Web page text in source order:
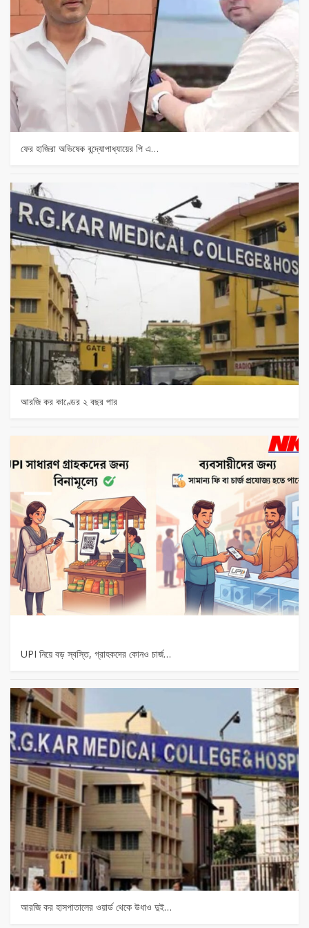
ফের হাজিরা অভিষেক বন্দ্যোপাধ্যায়ের পি এ…
আরজি কর কাণ্ডের ২ বছর পার
UPI নিয়ে বড় স্বস্তি, গ্রাহকদের কোনও চার্জ…
আরজি কর হাসপাতালের ওয়ার্ড থেকে উধাও দুই…